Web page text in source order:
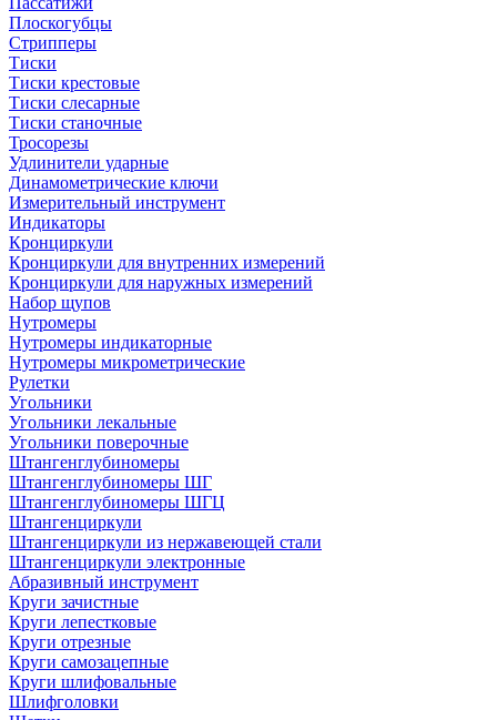
Плоскогубцы
Стрипперы
Тиски
Тиски крестовые
Тиски слесарные
Тиски станочные
Тросорезы
Удлинители ударные
Динамометрические ключи
Измерительный инструмент
Индикаторы
Кронциркули
Кронциркули для внутренних измерений
Кронциркули для наружных измерений
Набор щупов
Нутромеры
Нутромеры индикаторные
Нутромеры микрометрические
Рулетки
Угольники
Угольники лекальные
Угольники поверочные
Штангенглубиномеры
Штангенглубиномеры ШГ
Штангенглубиномеры ШГЦ
Штангенциркули
Штангенциркули из нержавеющей стали
Штангенциркули электронные
Абразивный инструмент
Круги зачистные
Круги лепестковые
Круги отрезные
Круги самозацепные
Круги шлифовальные
Шлифголовки